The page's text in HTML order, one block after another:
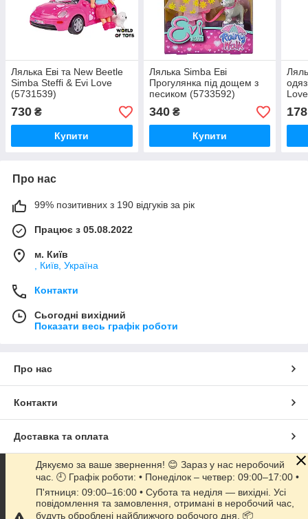
Лялька Еві та New Beetle
Simba Steffi & Evi Love
(5731539)
730 ₴
Купити
Лялька Simba Еві
Прогулянка під дощем з
песиком (5733592)
340₴
Купити
178
Про нас
99% позитивних з 190 відгуків за рік
Працює з 05.08.2022
м. Київ
, Київ, Україна
Контакти
Сьогодні вихідний
Показати весь графік роботи
Про нас
Контакти
Доставка та оплата
Графік роботи
Повна версія сайту
Дякуємо за ваше звернення! 😊 Зараз у нас неробочий
час. 🕘 Графік роботи: • Понеділок – четвер: 09:00–17:00 •
П'ятниця: 09:00–16:00 • Субота та неділя — вихідні. Усі
повідомлення та замовлення, отримані в неробочий час,
будуть оброблені найближчого робочого дня. 📦